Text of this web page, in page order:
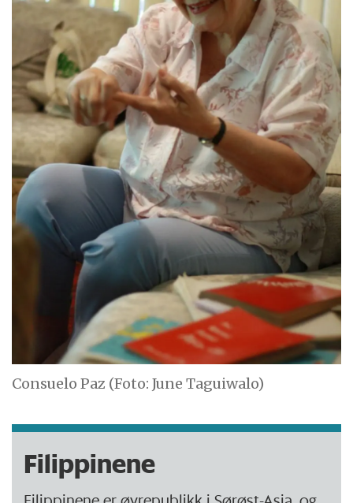
Consuelo Paz (Foto: June Taguiwalo)
Filippinene